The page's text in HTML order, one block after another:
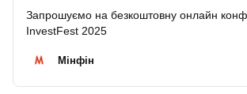
Запрошуємо на безкоштовну онлайн
InvestFest 2025
Мінфін